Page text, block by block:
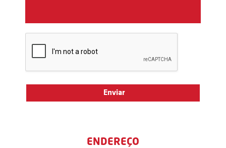
ENDEREÇO